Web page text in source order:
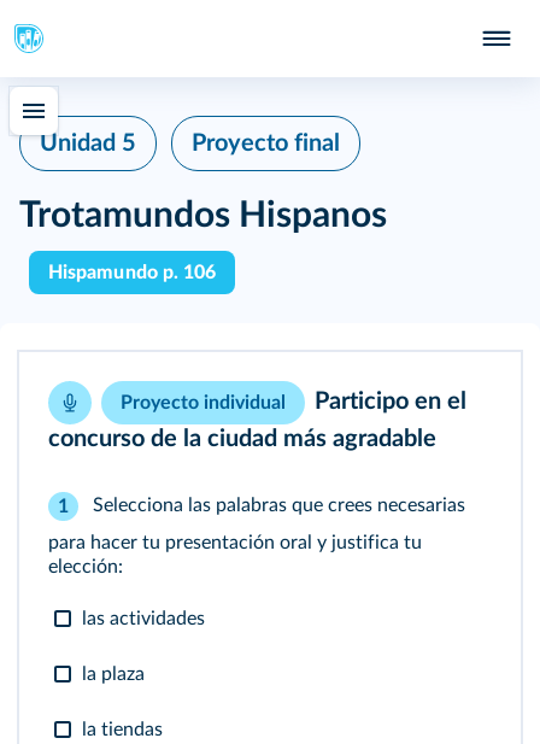
Unidad 5 Proyecto final
Trotamundos Hispanos
Hispamundo p. 106
Proyecto individual
Participo en el
concurso de la ciudad más agradable
1
Selecciona las palabras que crees necesarias
para hacer tu presentación oral y justifica tu
elección:
las actividades
la plaza
la tiendas